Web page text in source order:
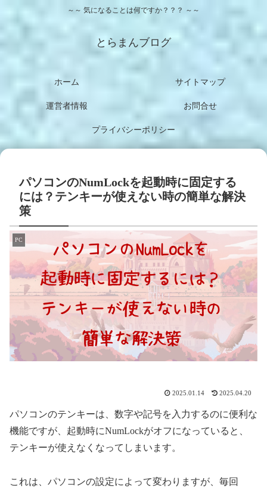
～～ 気になることは何ですか？？？ ～～
とらまんブログ
ホーム サイトマップ
運営者情報 お問合せ
プライバシーポリシー
パソコンのNumLockを起動時に固定する
には？テンキーが使えない時の簡単な解決
策
PC
2025.01.14 2025.04.20
パソコンのテンキーは、数字や記号を入力するのに便利な
機能ですが、起動時にNumLockがオフになっていると、
テンキーが使えなくなってしまいます。
これは、パソコンの設定によって変わりますが、毎回